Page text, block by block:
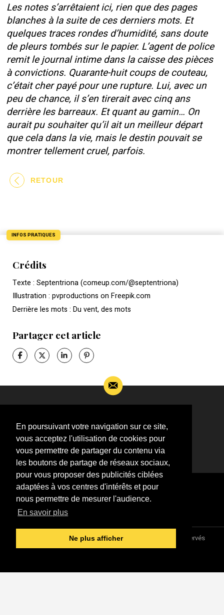
En poursuivant votre navigation sur ce site,
vous acceptez l'utilisation de cookies pour
vous permettre de partager du contenu via
les boutons de partage de réseaux sociaux,
pour vous proposer des publicités ciblées
adaptées à vos centres d'intérêts et pour
nous permettre de mesurer l'audience.
En savoir plus
Ne plus afficher
Les notes s’arrêtaient ici, rien que des pages
blanches à la suite de ces derniers mots. Et
quelques traces rondes d’humidité, sans doute
de pleurs tombés sur le papier. L’agent de police
remit le journal intime dans la caisse des pièces
à convictions. Quarante-huit coups de couteau,
c’était cher payé pour une rupture. Lui, avec un
peu de chance, il s’en tirerait avec cinq ans
derrière les barreaux. Et quant au gamin… On
aurait pu souhaiter qu’il ait un meilleur départ
que cela dans la vie, mais le destin pouvait se
montrer tellement cruel, parfois.
RETOUR
INFOS PRATIQUES
Crédits
Texte : Septentriona (comeup.com/@septentriona)
Illustration : pvproductions on Freepik.com
Derrière les mots : Du vent, des mots
Partager cet article
complémentaires sur l’actualité de Jean-Jacques
Goldman,
ÉCRIVEZ-MOI !
Association "Parler d'sa vie" © 1997 - 2026 - Tous droits réservés